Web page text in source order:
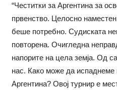
“Честитки за Аргентина за
првенство. Целосно
беше потребно. Судиската
повторена. Очигледна
напорите на цела земја. Од
нас. Како може да испаднеме
Аргентина? Овој турнир е